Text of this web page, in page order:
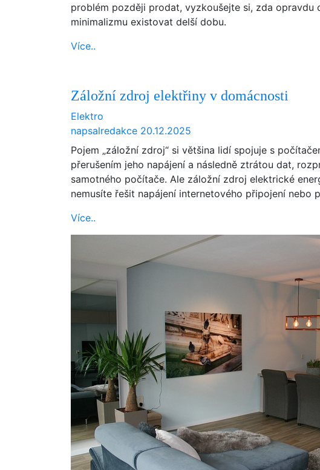
problém později prodat, vyzkoušejte si, zda opravdu
minimalizmu existovat delší dobu.
Více..
Záložní zdroj elektřiny v domácnosti
Elektro
napsalredakce 20.12.2025
Pojem „záložní zdroj“ si většina lidí spojuje s
přerušením jeho napájení a následně ztrátou dat,
samotného počítače. Ale záložní zdroj elektrické
nemusíte řešit napájení internetového připojení nebo
Více..